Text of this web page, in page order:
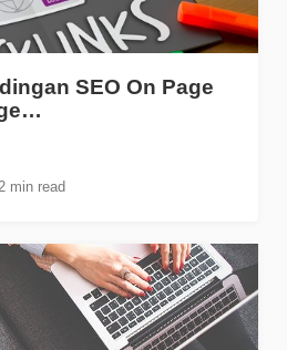
SEO On Page
2 min read